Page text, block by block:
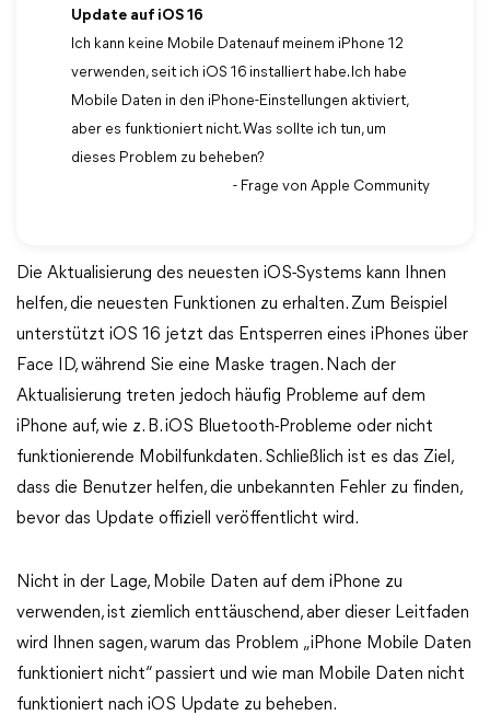
Update auf iOS 16
Ich kann keine Mobile Datenauf meinem iPhone 12
verwenden, seit ich iOS 16 installiert habe. Ich habe
Mobile Daten in den iPhone-Einstellungen aktiviert,
aber es funktioniert nicht. Was sollte ich tun, um
dieses Problem zu beheben?
- Frage von Apple Community
Die Aktualisierung des neuesten iOS-Systems kann Ihnen
helfen, die neuesten Funktionen zu erhalten. Zum Beispiel
unterstützt iOS 16 jetzt das Entsperren eines iPhones über
Face ID, während Sie eine Maske tragen. Nach der
Aktualisierung treten jedoch häufig Probleme auf dem
iPhone auf, wie z. B. iOS Bluetooth-Probleme oder nicht
funktionierende Mobilfunkdaten. Schließlich ist es das Ziel,
dass die Benutzer helfen, die unbekannten Fehler zu finden,
bevor das Update offiziell veröffentlicht wird.
Nicht in der Lage, Mobile Daten auf dem iPhone zu
verwenden, ist ziemlich enttäuschend, aber dieser Leitfaden
wird Ihnen sagen, warum das Problem „iPhone Mobile Daten
funktioniert nicht“ passiert und wie man Mobile Daten nicht
funktioniert nach iOS Update zu beheben.